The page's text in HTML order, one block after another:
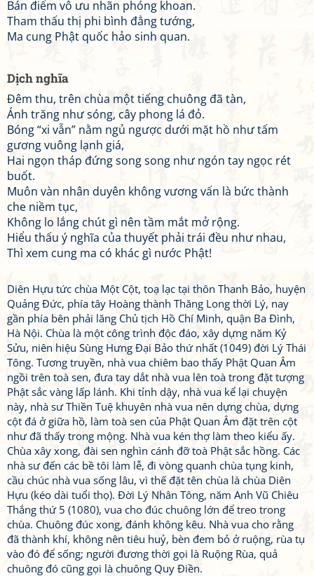
Bán điểm vô ưu nhãn phóng khoan.
Tham thấu thị phi bình đẳng tướng,
Ma cung Phật quốc hảo sinh quan.
Dịch nghĩa
Đêm thu, trên chùa một tiếng chuông đã tàn,
Ánh trăng như sóng, cây phong lá đỏ.
Bóng “xi vẫn” nằm ngủ ngược dưới mặt hồ như tấm
gương vuông lạnh giá,
Hai ngọn tháp đứng song song như ngón tay ngọc rét
buốt.
Muôn vàn nhân duyên không vương vấn là bức thành
che niềm tục,
Không lo lắng chút gì nên tầm mắt mở rộng.
Hiểu thấu ý nghĩa của thuyết phải trái đều như nhau,
Thì xem cung ma có khác gì nước Phật!
Diên Hựu tức chùa Một Cột, toạ lạc tại thôn Thanh Bảo, huyện
Quảng Đức, phía tây Hoàng thành Thăng Long thời Lý, nay
gần phía bên phải lăng Chủ tịch Hồ Chí Minh, quận Ba Đình,
Hà Nội. Chùa là một công trình độc đáo, xây dựng năm Kỷ
Sửu, niên hiệu Sùng Hưng Đại Bảo thứ nhất (1049) đời Lý Thái
Tông. Tương truyền, nhà vua chiêm bao thấy Phật Quan Âm
ngồi trên toà sen, đưa tay dắt nhà vua lên toà trong đặt tượng
Phật sắc vàng lấp lánh. Khi tỉnh dậy, nhà vua kể lại chuyện
này, nhà sư Thiền Tuệ khuyên nhà vua nên dựng chùa, dựng
cột đá ở giữa hồ, làm toà sen của Phật Quan Âm đặt trên cột
như đã thấy trong mộng. Nhà vua kén thợ làm theo kiểu ấy.
Chùa xây xong, đài sen nghìn cánh đỡ toà Phật sắc hồng. Các
nhà sư đến các bề tôi làm lễ, đi vòng quanh chùa tụng kinh,
cầu chúc nhà vua sống lâu, vì thế đặt tên chùa là chùa Diên
Hựu (kéo dài tuổi thọ). Đời Lý Nhân Tông, năm Anh Vũ Chiêu
Thắng thứ 5 (1080), vua cho đúc chuông lớn để treo trong
chùa. Chuông đúc xong, đánh không kêu. Nhà vua cho rằng
đã thành khí, không nên tiêu huỷ, bèn đem bỏ ở ruộng, rùa tụ
vào đó để sống; người đương thời gọi là Ruộng Rùa, quả
chuông đó cũng gọi là chuông Quy Điền.